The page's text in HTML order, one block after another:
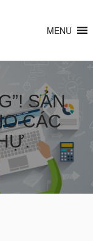
MENU
SẢN
CÁC